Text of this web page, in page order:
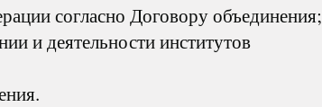
согласно Договору объединения;
и деятельности институтов